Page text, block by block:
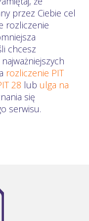
przez Ciebie cel
rozliczenie
chcesz
rozliczenie PIT
28 lub ulga na
się
serwisu.